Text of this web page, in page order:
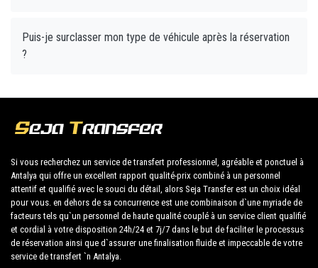
Puis-je surclasser mon type de véhicule après la réservation
?
Si vous recherchez un service de transfert professionnel, agréable et ponctuel à
Antalya qui offre un excellent rapport qualité-prix combiné à un personnel
attentif et qualifié avec le souci du détail, alors Seja Transfer est un choix idéal
pour vous. en dehors de sa concurrence est une combinaison d`une myriade de
facteurs tels qu`un personnel de haute qualité couplé à un service client qualifié
et cordial à votre disposition 24h/24 et 7j/7 dans le but de faciliter le processus
de réservation ainsi que d`assurer une finalisation fluide et impeccable de votre
service de transfert `n Antalya.